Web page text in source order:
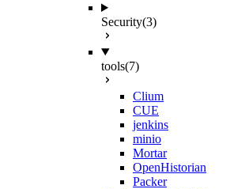
Security(3)
tools(7)
Clium
CUE
jenkins
minio
Mortar
OpenHistorian
Packer